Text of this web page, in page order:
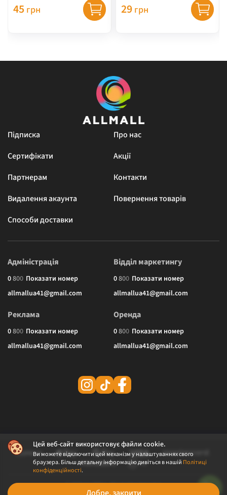
45 грн 29 грн
Цей веб-сайт використовує файли cookie.
Ви можете відключити цей механізм у налаштуваннях свого
браузера. Більш детальну інформацію дивіться в нашій Політиці
конфіденційності.
Підписка
Про нас
Сертифікати
Акції
Партнерам
Контакти
Видалення акаунта
Повернення товарів
Способи доставки
Адміністрація
0800 Показати номер
allmallua41@gmail.com
Відділ маркетингу
0800 Показати номер
allmallua41@gmail.com
Реклама
0800 Показати номер
allmallua41@gmail.com
Оренда
0800 Показати номер
allmallua41@gmail.com
© 2026 ALLMALL. Всі права захищені.